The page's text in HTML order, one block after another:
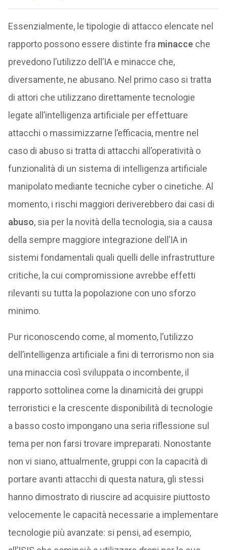
Essenzialmente, le tipologie di attacco elencate nel
rapporto possono essere distinte fra minacceche
prevedono l’utilizzo dell’IA e minacce che,
diversamente, ne abusano. Nel primo caso si tratta
di attori che utilizzano direttamente tecnologie
legate all’intelligenza artificiale per effettuare
attacchi o massimizzarne l’efficacia, mentre nel
caso di abuso si tratta di attacchi all’operatività o
funzionalità di un sistema di intelligenza artificiale
manipolato mediante tecniche cyber o cinetiche. Al
momento, i rischi maggiori deriverebbero dai casi di
abuso, sia per la novità della tecnologia, sia a causa
della sempre maggiore integrazione dell’IA in
sistemi fondamentali quali quelli delle infrastrutture
critiche, la cui compromissione avrebbe effetti
rilevanti su tutta la popolazione con uno sforzo
minimo.
Pur riconoscendo come, al momento, l’utilizzo
dell’intelligenza artificiale a fini di terrorismo non sia
una minaccia così sviluppata o incombente, il
rapporto sottolinea come la dinamicità dei gruppi
terroristici e la crescente disponibilità di tecnologie
a basso costo impongano una seria riflessione sul
tema per non farsi trovare impreparati. Nonostante
non vi siano, attualmente, gruppi con la capacità di
portare avanti attacchi di questa natura, gli stessi
hanno dimostrato di riuscire ad acquisire piuttosto
velocemente le capacità necessarie a implementare
tecnologie più avanzate: si pensi, ad esempio,